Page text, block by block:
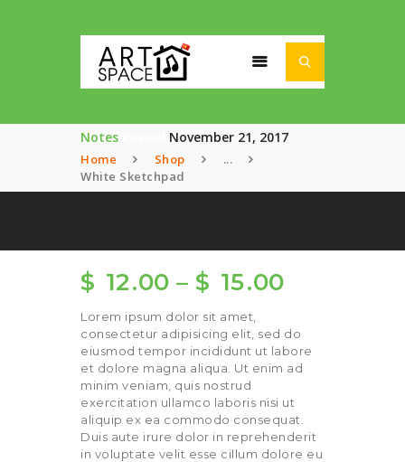
Notes November 21, 2017
Home Shop
...
White Sketchpad
ACTUALITÉ
SÉJOURS ET STAGES
NOS ACTIVITÉS
NOTRE
$ 12 00 –$ 15 00
Lorem ipsum dolor sit amet,
consectetur adipisicing elit, sed do
eiusmod tempor incididunt ut labore
et dolore magna aliqua. Ut enim ad
minim veniam, quis nostrud
exercitation ullamco laboris nisi ut
aliquip ex ea commodo consequat.
Duis aute irure dolor in reprehenderit
in voluptate velit esse cillum dolore eu